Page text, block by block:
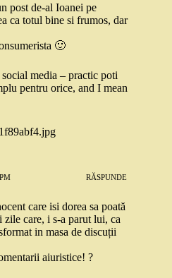
post de-al Ioanei pe
ca totul bine si frumos, dar
🙂
media – practic poti
pentru orice, and I mean
RĂSPUNDE
care isi dorea sa poată
zile care, i s-a parut lui, ca
in masa de discuții
aiuristice! ?